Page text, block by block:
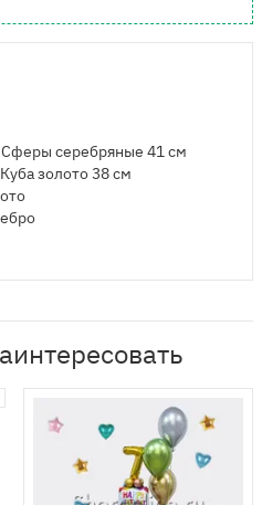
серебряные 41 см
золото 38 см